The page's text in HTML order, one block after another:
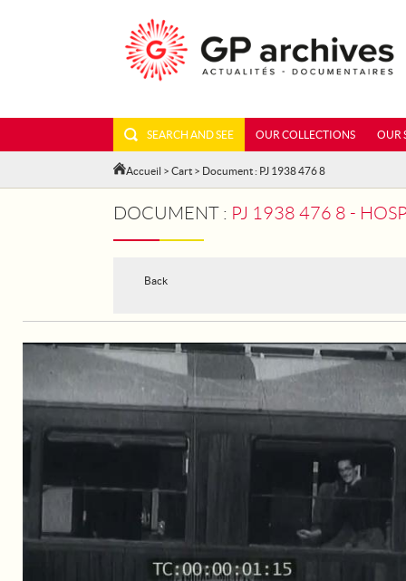
SEARCH AND SEE OUR COLLECTIONS OUR
Accueil > Cart > Document : PJ 1938 476 8
DOCUMENT : PJ 1938 476 8 -
Back